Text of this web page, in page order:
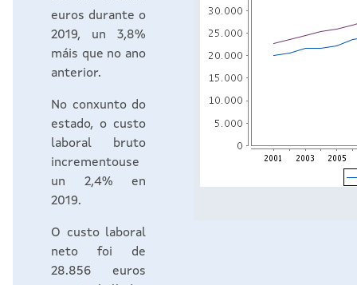
euros durante o
2019, un 3,8%
máis que no ano
anterior.
No conxunto do
estado, o custo
laboral bruto
incrementouse
un 2,4% en
2019.
O custo laboral
neto foi de
28.856 euros